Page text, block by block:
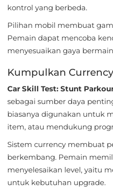
House
Home
Libraries
&
Demo
LifeStyle
Maps
&
Navigation
Medical
kontrol yang berbeda.
Pilihan mobil membuat
Pemain dapat mencoba
menyesuaikan gaya
Kumpulkan Currency
Car Skill Test: Stunt
sebagai sumber daya
biasanya digunakan untuk
item, atau mendukung
Sistem currency membuat
berkembang. Pemain
menyelesaikan level, yaitu
untuk kebutuhan upgrade.